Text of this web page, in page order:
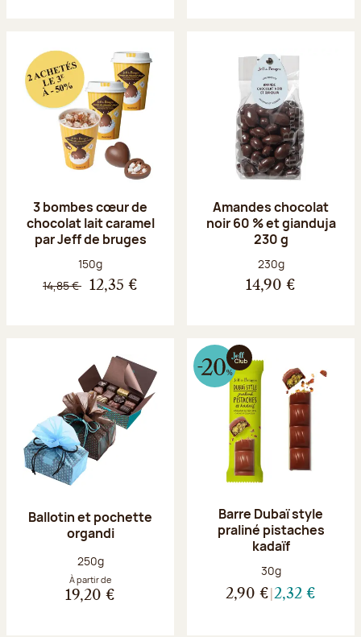
3 bombes cœur de
chocolat lait caramel
par Jeff de bruges
Poids net :
150g
14,85 € 12,35 €
Amandes chocolat
noir 60 % et gianduja
230 g
Poids net :
230g
14,90 €
Ballotin et pochette
organdi
Poids net :
250g
À partir de
19,20 €
Barre Dubaï style
praliné pistaches
kadaïf
Poids net :
30g
2,90 € 2,32 €